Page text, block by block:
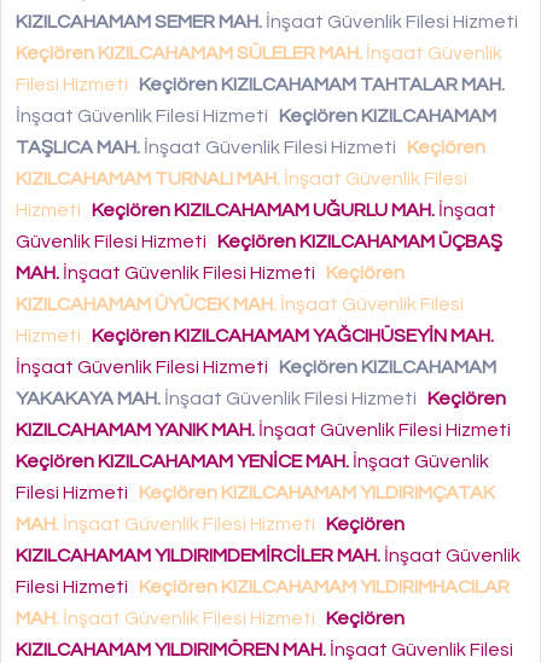
KIZILCAHAMAM SEMER MAH. İnşaat Güvenlik Filesi Hizmeti
Keçiören KIZILCAHAMAM SÜLELER MAH. İnşaat Güvenlik
Filesi Hizmeti
Keçiören KIZILCAHAMAM TAHTALAR MAH.
İnşaat Güvenlik Filesi Hizmeti
Keçiören KIZILCAHAMAM
TAŞLICA MAH. İnşaat Güvenlik Filesi Hizmeti
Keçiören
KIZILCAHAMAM TURNALI MAH. İnşaat Güvenlik Filesi
Hizmeti
Keçiören KIZILCAHAMAM UĞURLU MAH. İnşaat
Güvenlik Filesi Hizmeti
Keçiören KIZILCAHAMAM ÜÇBAŞ
MAH. İnşaat Güvenlik Filesi Hizmeti
Keçiören
KIZILCAHAMAM ÜYÜCEK MAH. İnşaat Güvenlik Filesi
Hizmeti
Keçiören KIZILCAHAMAM YAĞCIHÜSEYİN MAH.
İnşaat Güvenlik Filesi Hizmeti
Keçiören KIZILCAHAMAM
YAKAKAYA MAH. İnşaat Güvenlik Filesi Hizmeti
Keçiören
KIZILCAHAMAM YANIK MAH. İnşaat Güvenlik Filesi Hizmeti
Keçiören KIZILCAHAMAM YENİCE MAH. İnşaat Güvenlik
Filesi Hizmeti
Keçiören KIZILCAHAMAM YILDIRIMÇATAK
MAH. İnşaat Güvenlik Filesi Hizmeti
Keçiören
KIZILCAHAMAM YILDIRIMDEMİRCİLER MAH. İnşaat Güvenlik
Filesi Hizmeti
Keçiören KIZILCAHAMAM YILDIRIMHACILAR
MAH. İnşaat Güvenlik Filesi Hizmeti
Keçiören
KIZILCAHAMAM YILDIRIMÖREN MAH. İnşaat Güvenlik Filesi